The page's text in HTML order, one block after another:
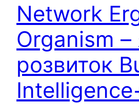
Network
Organism –
розвиток